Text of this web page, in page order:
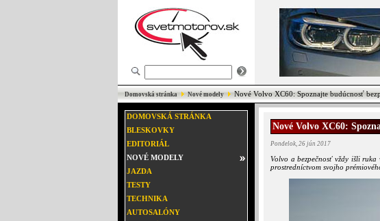
Domovská stránka Nové modely Nové Volvo XC60: Spoznajte budúcnosť
DOMOVSKÁ STRÁNKA
BLESKOVKY
EDITORIÁL
NOVÉ MODELY
JAZDA
TESTY
TECHNIKA
AUTOSALÓNY
Nové Volvo XC60:
Pondelok, 26 jún 2017
Volvo a bezpečnosť vždy išli
prostredníctvom svojho